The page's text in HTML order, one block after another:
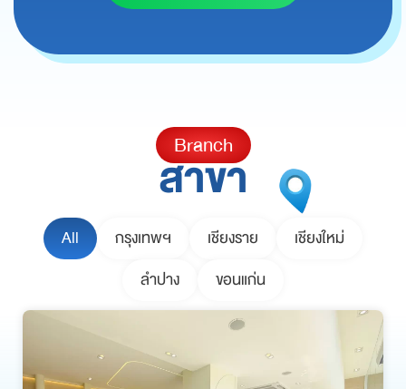
Branch
สาขา
All กรุงเทพฯ เชียงราย
เชียงใหม่
ลำปาง
ขอนแก่น